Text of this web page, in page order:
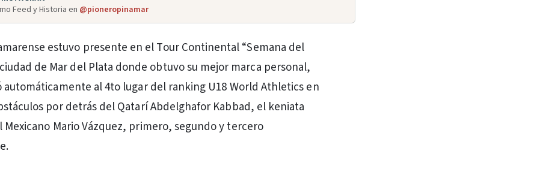
Feed y Historia en @pioneropinamar
estuvo presente en el Tour Continental “Semana del
de Mar del Plata donde obtuvo su mejor marca personal,
al 4to lugar del ranking U18 World Athletics en
por detrás del Qatarí Abdelghafor Kabbad, el keniata
Mexicano Mario Vázquez, primero, segundo y tercero